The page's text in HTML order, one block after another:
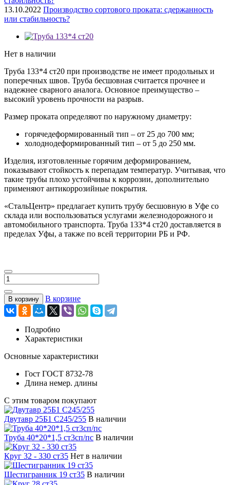
13.10.2022 Производство сортового проката: сдержанность
или стабильность?
Нет в наличии
Труба 133*4 ст20 при производстве не имеет продольных и
поперечных швов. Труба бесшовная считается прочнее и
надежнее сварного аналога. Основное преимущество –
высокий уровень прочности на разрыв.
Размер проката определяют по наружному диаметру:
горячедеформированный тип – от 25 до 700 мм;
холоднодеформированный тип – от 5 до 250 мм.
Изделия, изготовленные горячим деформированием,
показывают стойкость к перепадам температур. Учитывая, что
такие трубы плохо устойчивы к коррозии, дополнительно
применяют антикоррозийные покрытия.
«СтальЦентр» предлагает купить трубу бесшовную в Уфе со
склада или воспользоваться услугами железнодорожного и
автомобильного транспорта. Труба 133*4 ст20 доставляется в
пределах Уфы, а также по всей территории РБ и РФ.
В корзину В корзине
Подробно
Характеристики
Основные характеристики
Гост ГОСТ 8732-78
Длина немер. длины
С этим товаром покупают
Двутавр 25Б1 С245/255 В наличии
Труба 40*20*1,5 ст3сп/пс В наличии
Круг 32 - 330 ст35 Нет в наличии
Шестигранник 19 ст35 В наличии